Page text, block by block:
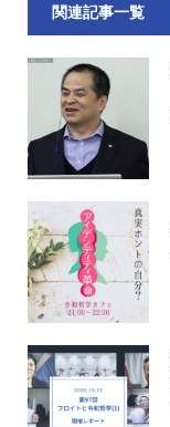
関連記事一覧